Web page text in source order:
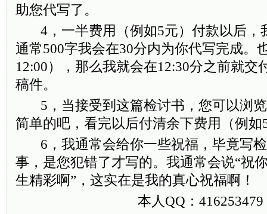
助您代写了。
4，一半费用（例如5元）付款以后，
通常500字我会在30分内为你代写完成。
12:00），那么我就会在12:30分之前就交
稿件。
5，当接受到这篇检讨书，您可以浏览
简单的吧，看完以后付清余下费用（例如
6，我通常会给你一些祝福，毕竟写检
事，是您犯错了才写的。我通常会说“祝
生精彩啊”，这实在是我的真心祝福啊！
本人QQ：416253479